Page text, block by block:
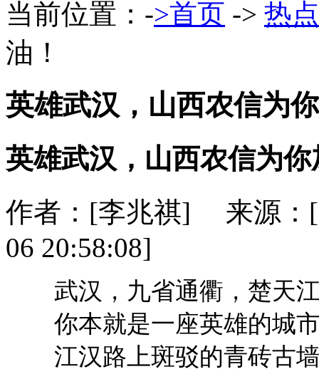
当前位置：->首页 -> 热点
油！
英雄武汉，山西农信为
英雄武汉，山西农信为你
作者：[李兆祺] 来源
06 20:58:08]
武汉，九省通衢，楚天
你本就是一座英雄的城
江汉路上斑驳的青砖古墙